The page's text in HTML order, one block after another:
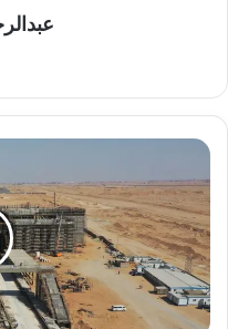
"حدائق
العملاقة..
متى
يبدء
التشغيل؟